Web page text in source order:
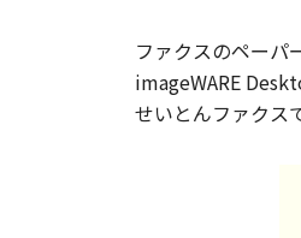
ファクスのペーパ
imageWARE
せいとんファクス